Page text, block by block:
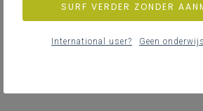
graad vanaf 2022-2023)
SURF VERDER ZONDER
International user? Geen